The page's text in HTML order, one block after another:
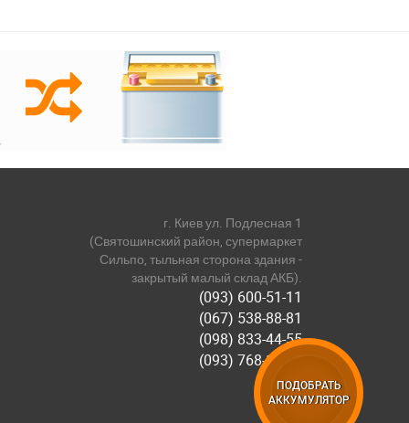
г. Киев ул. Подлесная 1
(Святошинский район, супермаркет
Сильпо, тыльная сторона здания -
закрытый малый склад АКБ).
(093) 600-51-11
(067) 538-88-81
(098) 833-44-55
(093) 768-11-61
ПОДОБРАТЬ
АККУМУЛЯТОР